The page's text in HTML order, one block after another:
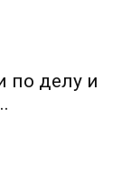
по делу и